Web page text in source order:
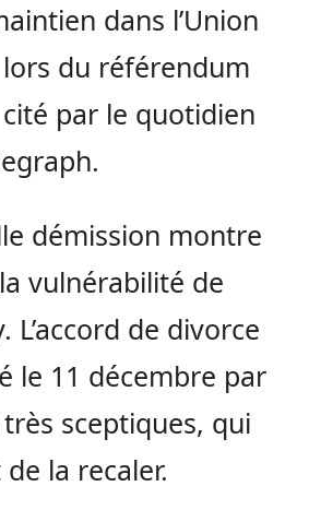
dans l’Union
du référendum
par le quotidien
démission montre
vulnérabilité de
L’accord de divorce
le 11 décembre par
sceptiques, qui
la recaler.